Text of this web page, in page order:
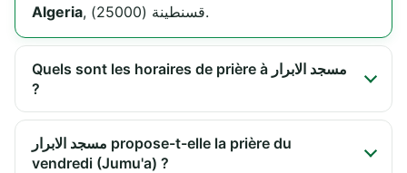
Algeria
, قسنطينة (25000).
Quels sont les horaires de prière à مسجد الابرار
?
مسجد الابرار propose-t-elle la prière du
vendredi (Jumu'a) ?